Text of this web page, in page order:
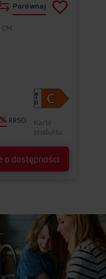
o dostępności
Karta
produktu
RRSO
Porównaj Dodaj